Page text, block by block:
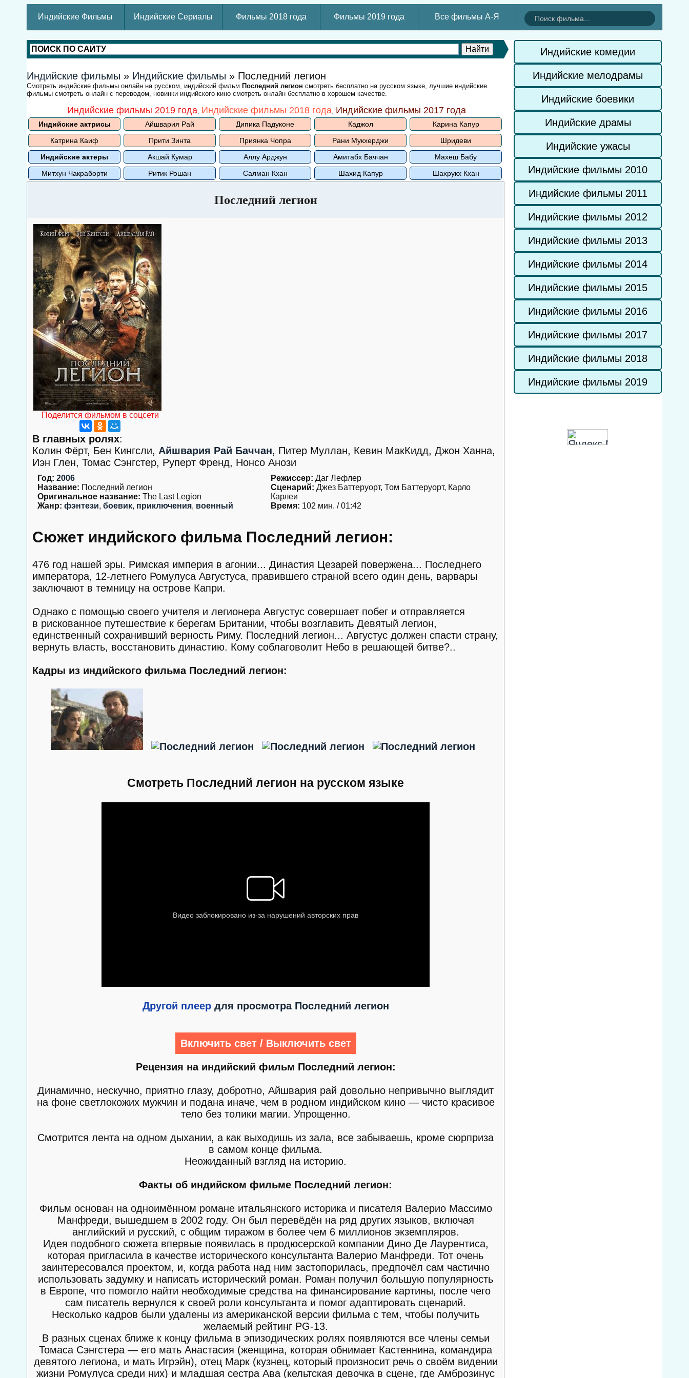
Индийские Фильмы Индийские Сериалы Фильмы 2018 года Фильмы 2019 года Все фильмы А-Я
Индийские фильмы » Индийские фильмы » Последний легион
Смотреть индийские фильмы онлайн на русском, индийский фильм Последний легион смотреть бесплатно на русском языке, лучшие индийские
фильмы смотреть онлайн с переводом, новинки индийского кино смотреть онлайн бесплатно в хорошем качестве.
Индийские фильмы 2019 года, Индийские фильмы 2018 года, Индийские фильмы 2017 года
Индийские актрисы Айшвария Рай Дипика Падуконе Каджол
Карина Капур
Катрина Каиф
Прити Зинта Приянка Чопра Рани Мукхерджи
Шридеви
Индийские актеры
Акшай Кумар Аллу Арджун Амитабх Баччан
Махеш Бабу
Митхун Чакраборти
Ритик Рошан Салман Кхан Шахид Капур Шахрукх Кхан
Последний легион
Поделится фильмом в соцсети
В главных ролях:
Колин Фёрт, Бен Кингсли, Айшвария Рай Баччан, Питер Муллан, Кевин МакКидд, Джон Ханна,
Иэн Глен, Томас Сэнгстер, Руперт Френд, Нонсо Анози
Год: 2006
Название: Последний легион
Оригинальное название: The Last Legion
Жанр: фэнтези, боевик, приключения, военный
Режиссер: Даг Лефлер
Сценарий: Джез Баттеруорт, Том Баттеруорт, Карло
Карлеи
Время: 102 мин. / 01:42
Сюжет индийского фильма Последний легион:
476 год нашей эры. Римская империя в агонии... Династия Цезарей повержена... Последнего
императора, 12-летнего Ромулуса Августуса, правившего страной всего один день, варвары
заключают в темницу на острове Капри.
Однако с помощью своего учителя и легионера Августус совершает побег и отправляется
в рискованное путешествие к берегам Британии, чтобы возглавить Девятый легион,
единственный сохранивший верность Риму. Последний легион... Августус должен спасти страну,
вернуть власть, восстановить династию. Кому соблаговолит Небо в решающей битве?..
Кадры из индийского фильма Последний легион:
Смотреть Последний легион на русском языке
Другой плеердля просмотра Последний легион
Включить свет / Выключить свет
Рецензия на индийский фильм Последний легион:
Динамично, нескучно, приятно глазу, добротно, Айшвария рай довольно непривычно выглядит
на фоне светлокожих мужчин и подана иначе, чем в родном индийском кино — чисто красивое
тело без толики магии. Упрощенно.
Смотрится лента на одном дыхании, а как выходишь из зала, все забываешь, кроме сюрприза
в самом конце фильма.
Неожиданный взгляд на историю.
Факты об индийском фильме Последний легион:
Фильм основан на одноимённом романе итальянского историка и писателя Валерио Массимо
Манфреди, вышедшем в 2002 году. Он был перевёдён на ряд других языков, включая
английский и русский, с общим тиражом в более чем 6 миллионов экземпляров.
Идея подобного сюжета впервые появилась в продюсерской компании Дино Де Лаурентиса,
которая пригласила в качестве исторического консультанта Валерио Манфреди. Тот очень
заинтересовался проектом, и, когда работа над ним застопорилась, предпочёл сам частично
использовать задумку и написать исторический роман. Роман получил большую популярность
в Европе, что помогло найти необходимые средства на финансирование картины, после чего
сам писатель вернулся к своей роли консультанта и помог адаптировать сценарий.
Несколько кадров были удалены из американской версии фильма с тем, чтобы получить
желаемый рейтинг PG-13.
В разных сценах ближе к концу фильма в эпизодических ролях появляются все члены семьи
Томаса Сэнгстера — его мать Анастасия (женщина, которая обнимает Кастеннина, командира
девятого легиона, и мать Игрэйн), отец Марк (кузнец, который произносит речь о своём видении
жизни Ромулуса среди них) и младшая сестра Ава (кельтская девочка в сцене, где Амброзинус
Индийские комедии
Индийские мелодрамы
Индийские боевики
Индийские драмы
Индийские ужасы
Индийские фильмы 2010
Индийские фильмы 2011
Индийские фильмы 2012
Индийские фильмы 2013
Индийские фильмы 2014
Индийские фильмы 2015
Индийские фильмы 2016
Индийские фильмы 2017
Индийские фильмы 2018
Индийские фильмы 2019